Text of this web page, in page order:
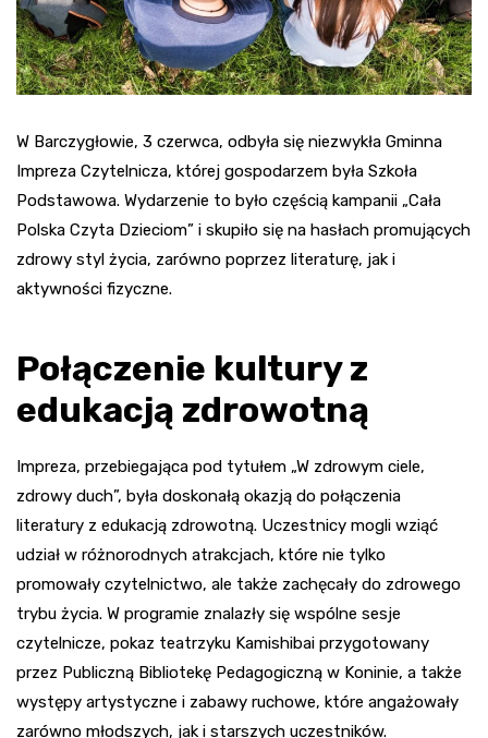
W Barczygłowie, 3 czerwca, odbyła się niezwykła Gminna
Impreza Czytelnicza, której gospodarzem była Szkoła
Podstawowa. Wydarzenie to było częścią kampanii „Cała
Polska Czyta Dzieciom” i skupiło się na hasłach promujących
zdrowy styl życia, zarówno poprzez literaturę, jak i
aktywności fizyczne.
Połączenie kultury z
edukacją zdrowotną
Impreza, przebiegająca pod tytułem „W zdrowym ciele,
zdrowy duch”, była doskonałą okazją do połączenia
literatury z edukacją zdrowotną. Uczestnicy mogli wziąć
udział w różnorodnych atrakcjach, które nie tylko
promowały czytelnictwo, ale także zachęcały do zdrowego
trybu życia. W programie znalazły się wspólne sesje
czytelnicze, pokaz teatrzyku Kamishibai przygotowany
przez Publiczną Bibliotekę Pedagogiczną w Koninie, a także
występy artystyczne i zabawy ruchowe, które angażowały
zarówno młodszych, jak i starszych uczestników.